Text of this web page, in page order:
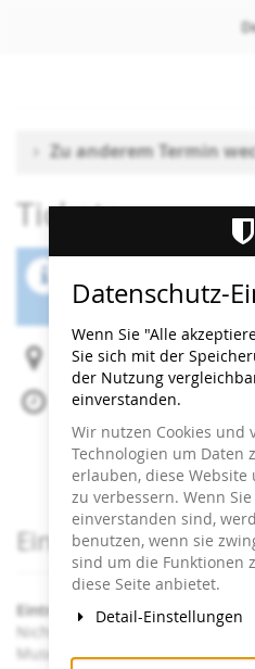
Zu anderem Termin
Tickets
ist beendet.
Heidi Horten Collection
Fr, 15. August 2025
Beginn:
15:00 Uhr
Ende:15:30Uhr
Zum Kalender hinzufügen
Produkte
Eintrittskarten
Eintritt Heidi Horten Collection
Nicht angeführte Ermäßigungen
Museum erhältlich.
Datenschutz-
Wenn Sie "Alle
Sie sich mit der
der Nutzung
einverstanden.
Wir nutzen Cookies und
Technologien um Daten
erlauben, diese
zu verbessern. Wenn
einverstanden sind,
benutzen, wenn sie
sind um die Funktionen
diese Seite anbietet.
Detail-Einstellungen